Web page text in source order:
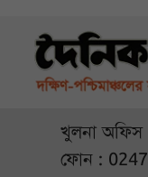
খুলনা অফিস
ফোন :